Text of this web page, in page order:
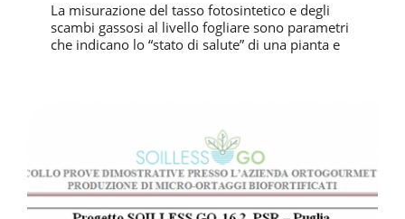
La misurazione del tasso fotosintetico e degli
scambi gassosi al livello fogliare sono parametri
che indicano lo “stato di salute” di una pianta e